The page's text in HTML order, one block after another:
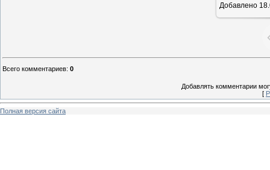
Добавлено
Всего комментариев: 0
Добавлять комментарии
[
Полная версия сайта